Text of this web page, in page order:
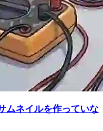
ムネイルを作っていな